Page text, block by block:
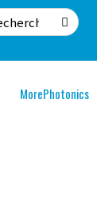
MorePhotonics